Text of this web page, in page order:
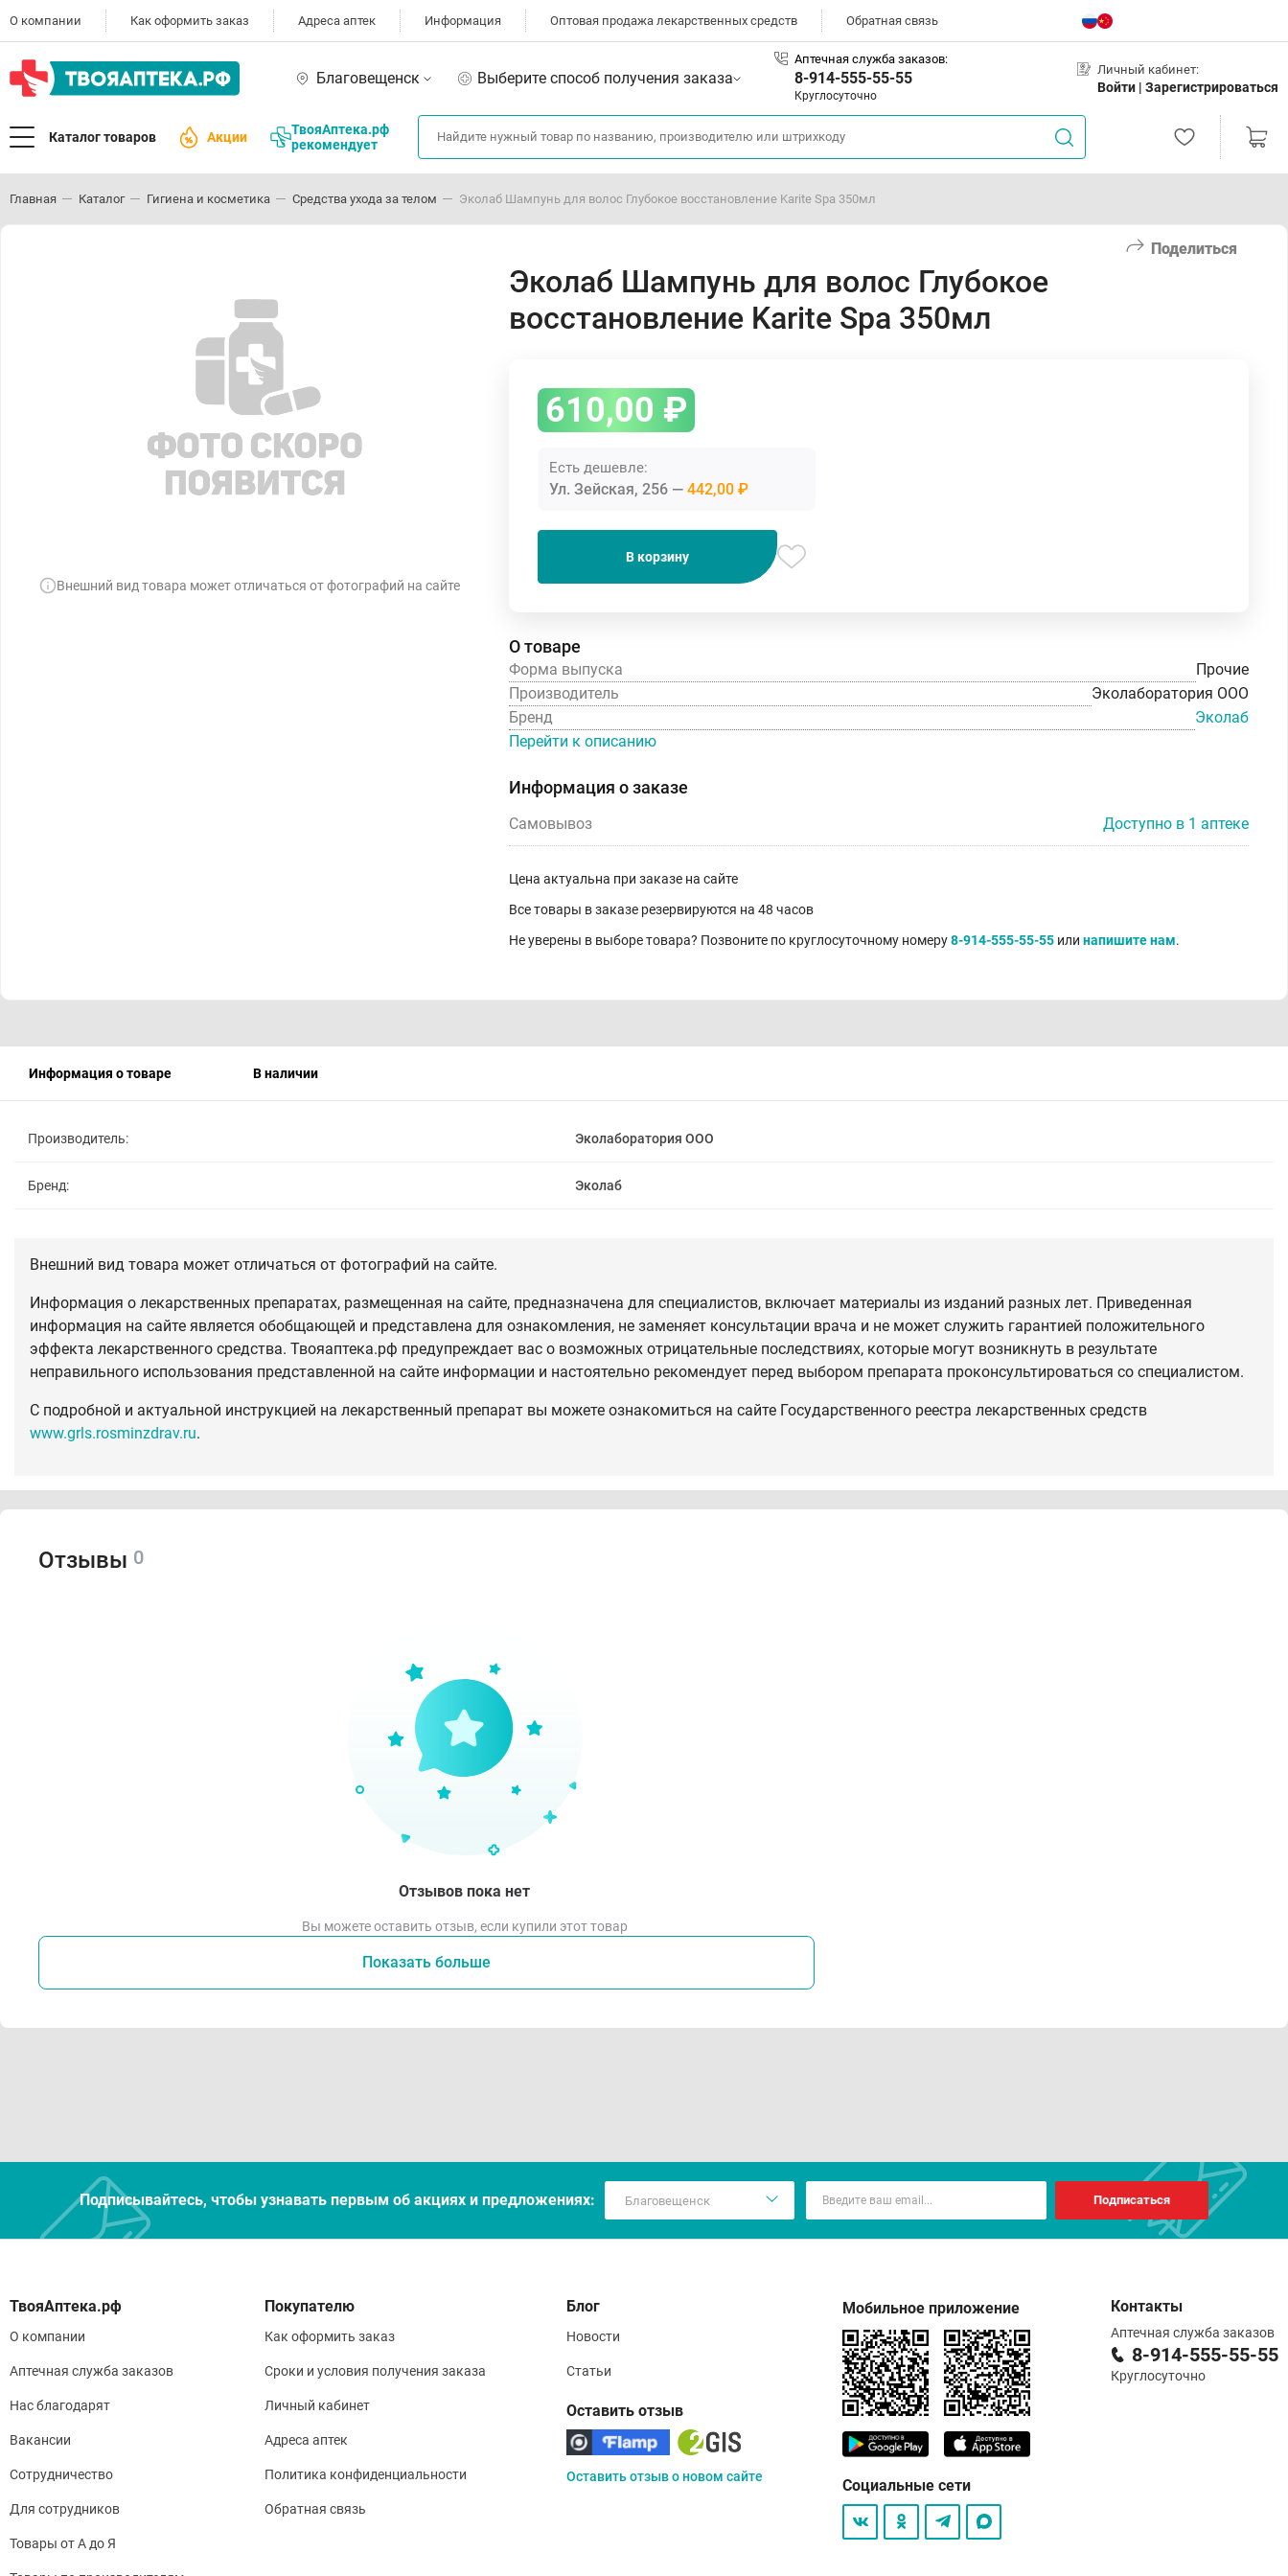
О компании Как оформить заказ Адреса аптек Информация Оптовая продажа лекарственных средств Обратная связь
Благовещенск Выберите способ получения заказа
Аптечная служба заказов:
8-914-555-55-55
Круглосуточно
Личный кабинет:
Войти | Зарегистрироваться
Каталог товаров Акции
ТвояАптека.рф
рекомендует
Главная Каталог Гигиена и косметика Средства ухода за телом Эколаб Шампунь для волос Глубокое восстановление Karite Spa 350мл
Поделиться
Внешний вид товара может отличаться от фотографий на сайте
Эколаб Шампунь для волос Глубокое
восстановление Karite Spa 350мл
610,00 ₽
Есть дешевле:
Ул. Зейская, 256 442,00 ₽
В корзину
О товаре
Форма выпуска
Прочие
Производитель
Эколаборатория ООО
Бренд
Эколаб
Перейти к описанию
Информация о заказе
Самовывоз Доступно в 1 аптеке
Цена актуальна при заказе на сайте
Все товары в заказе резервируются на 48 часов
Не уверены в выборе товара? Позвоните по круглосуточному номеру8-914-555-55-55 или напишите нам.
Информация о товаре В наличии
Производитель: Эколаборатория ООО
Бренд: Эколаб
Внешний вид товара может отличаться от фотографий на сайте.
Информация о лекарственных препаратах, размещенная на сайте, предназначена для специалистов, включает материалы из изданий разных лет. Приведенная
информация на сайте является обобщающей и представлена для ознакомления, не заменяет консультации врача и не может служить гарантией положительного
эффекта лекарственного средства. Твояаптека.рф предупреждает вас о возможных отрицательные последствиях, которые могут возникнуть в результате
неправильного использования представленной на сайте информации и настоятельно рекомендует перед выбором препарата проконсультироваться со специалистом.
С подробной и актуальной инструкцией на лекарственный препарат вы можете ознакомиться на сайте Государственного реестра лекарственных средств
www.grls.rosminzdrav.ru.
Отзывы 0
Отзывов пока нет
Вы можете оставить отзыв, если купили этот товар
Показать больше
Подписывайтесь, чтобы узнавать первым об акцияx и предложениях: Подписаться
О компании
Аптечная служба заказов
Нас благодарят
Вакансии
Сотрудничество
Для сотрудников
Товары от А до Я
Покупателю
Как оформить заказ
Сроки и условия получения заказа
Личный кабинет
Адреса аптек
Политика конфиденциальности
Обратная связь
Блог
Новости
Статьи
Оставить отзыв
Оставить отзыв о новом сайте
Мобильное приложение
Социальные сети
Контакты
Аптечная служба заказов
8-914-555-55-55
Круглосуточно